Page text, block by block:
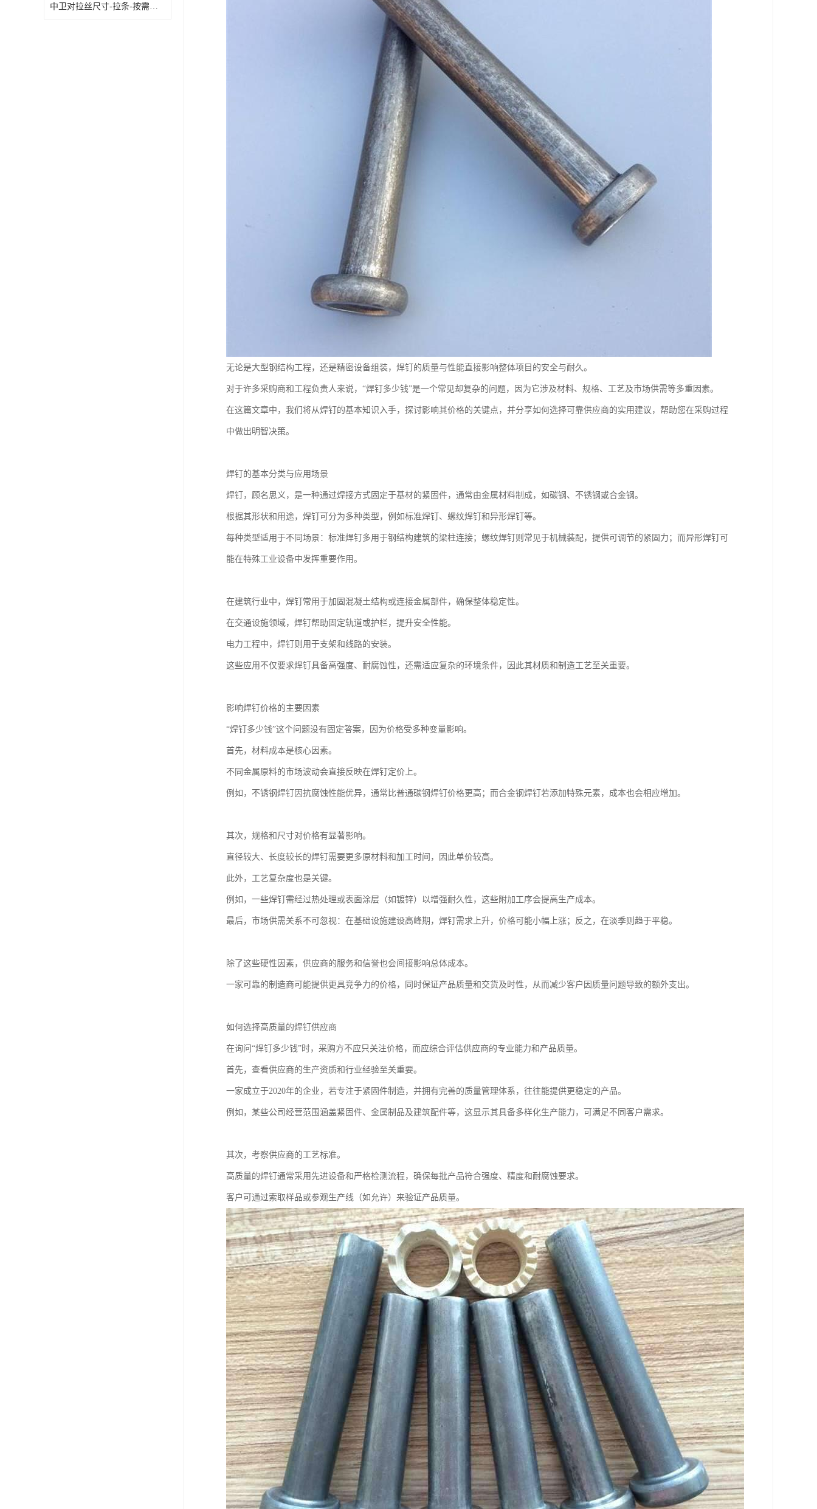
中卫对拉丝尺寸-拉条-按需定制
无论是大型钢结构工程，还是精密设备组装，焊钉的质量与性能直接影响整体项目的安全与耐久。
对于许多采购商和工程负责人来说，“焊钉多少钱”是一个常见却复杂的问题，因为它涉及材料、规格、工艺及市场供需等多重因素。
在这篇文章中，我们将从焊钉的基本知识入手，探讨影响其价格的关键点，并分享如何选择可靠供应商的实用建议，帮助您在采购过程
中做出明智决策。
焊钉的基本分类与应用场景
焊钉，顾名思义，是一种通过焊接方式固定于基材的紧固件，通常由金属材料制成，如碳钢、不锈钢或合金钢。
根据其形状和用途，焊钉可分为多种类型，例如标准焊钉、螺纹焊钉和异形焊钉等。
每种类型适用于不同场景：标准焊钉多用于钢结构建筑的梁柱连接；螺纹焊钉则常见于机械装配，提供可调节的紧固力；而异形焊钉可
能在特殊工业设备中发挥重要作用。
在建筑行业中，焊钉常用于加固混凝土结构或连接金属部件，确保整体稳定性。
在交通设施领域，焊钉帮助固定轨道或护栏，提升安全性能。
电力工程中，焊钉则用于支架和线路的安装。
这些应用不仅要求焊钉具备高强度、耐腐蚀性，还需适应复杂的环境条件，因此其材质和制造工艺至关重要。
影响焊钉价格的主要因素
“焊钉多少钱”这个问题没有固定答案，因为价格受多种变量影响。
首先，材料成本是核心因素。
不同金属原料的市场波动会直接反映在焊钉定价上。
例如，不锈钢焊钉因抗腐蚀性能优异，通常比普通碳钢焊钉价格更高；而合金钢焊钉若添加特殊元素，成本也会相应增加。
其次，规格和尺寸对价格有显著影响。
直径较大、长度较长的焊钉需要更多原材料和加工时间，因此单价较高。
此外，工艺复杂度也是关键。
例如，一些焊钉需经过热处理或表面涂层（如镀锌）以增强耐久性，这些附加工序会提高生产成本。
最后，市场供需关系不可忽视：在基础设施建设高峰期，焊钉需求上升，价格可能小幅上涨；反之，在淡季则趋于平稳。
除了这些硬性因素，供应商的服务和信誉也会间接影响总体成本。
一家可靠的制造商可能提供更具竞争力的价格，同时保证产品质量和交货及时性，从而减少客户因质量问题导致的额外支出。
如何选择高质量的焊钉供应商
在询问“焊钉多少钱”时，采购方不应只关注价格，而应综合评估供应商的专业能力和产品质量。
首先，查看供应商的生产资质和行业经验至关重要。
一家成立于2020年的企业，若专注于紧固件制造，并拥有完善的质量管理体系，往往能提供更稳定的产品。
例如，某些公司经营范围涵盖紧固件、金属制品及建筑配件等，这显示其具备多样化生产能力，可满足不同客户需求。
其次，考察供应商的工艺标准。
高质量的焊钉通常采用先进设备和严格检测流程，确保每批产品符合强度、精度和耐腐蚀要求。
客户可通过索取样品或参观生产线（如允许）来验证产品质量。